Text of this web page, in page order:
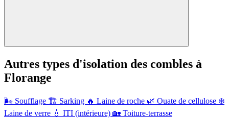
Autres types d'isolation des combles à
Florange
🌬️ Soufflage 🏗️ Sarking 🔥 Laine de roche 🌿 Ouate de cellulose ❄️
Laine de verre 💧 ITI (intérieure) 🏡 Toiture-terrasse